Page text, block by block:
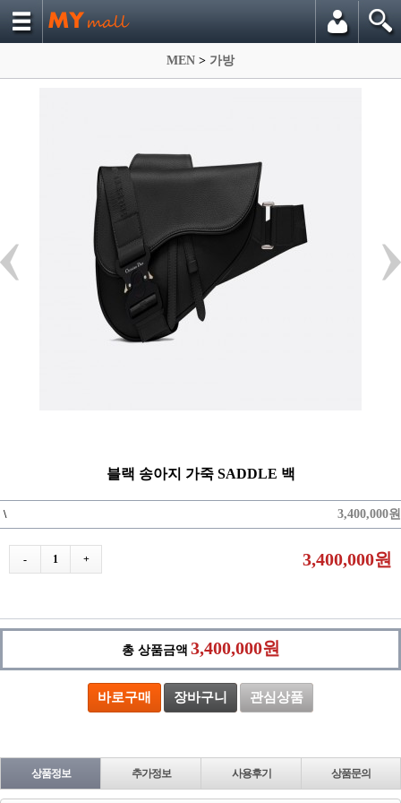
MEN > 가방
블랙 송아지 가죽 SADDLE 백
\ 3,400,000원
- 1 + 3,400,000원
총 상품금액 3,400,000원
바로구매 장바구니 관심상품
상품정보 추가정보 사용후기 상품문의